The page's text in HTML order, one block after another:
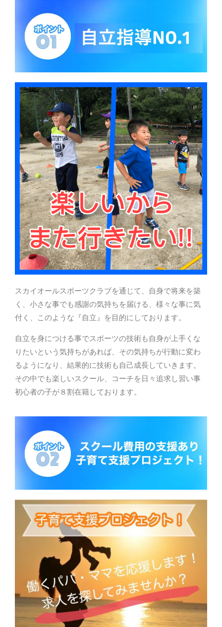
スカイオールスポーツクラブを通じて、自身で将来を築
く、小さな事でも感謝の気持ちを届ける、様々な事に気
付く、このような『自立』を目的にしております。
自立を身につける事でスポーツの技術も自身が上手くな
りたいという気持ちがあれば、その気持ちが行動に変わ
るようになり、結果的に技術も自己成長していきます。
その中でも楽しいスクール、コーチを日々追求し習い事
初心者の子が８割在籍しております。